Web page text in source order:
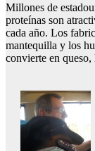
Millones de
proteínas son
cada año. Los
mantequilla y los
convierte en